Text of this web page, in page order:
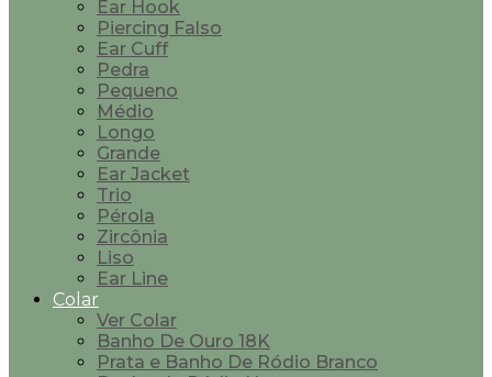
Ear Hook
Piercing Falso
Ear Cuff
Pedra
Pequeno
Médio
Longo
Grande
Ear Jacket
Trio
Pérola
Zircônia
Liso
Ear Line
Colar
Ver Colar
Banho De Ouro 18K
Prata e Banho De Ródio Branco